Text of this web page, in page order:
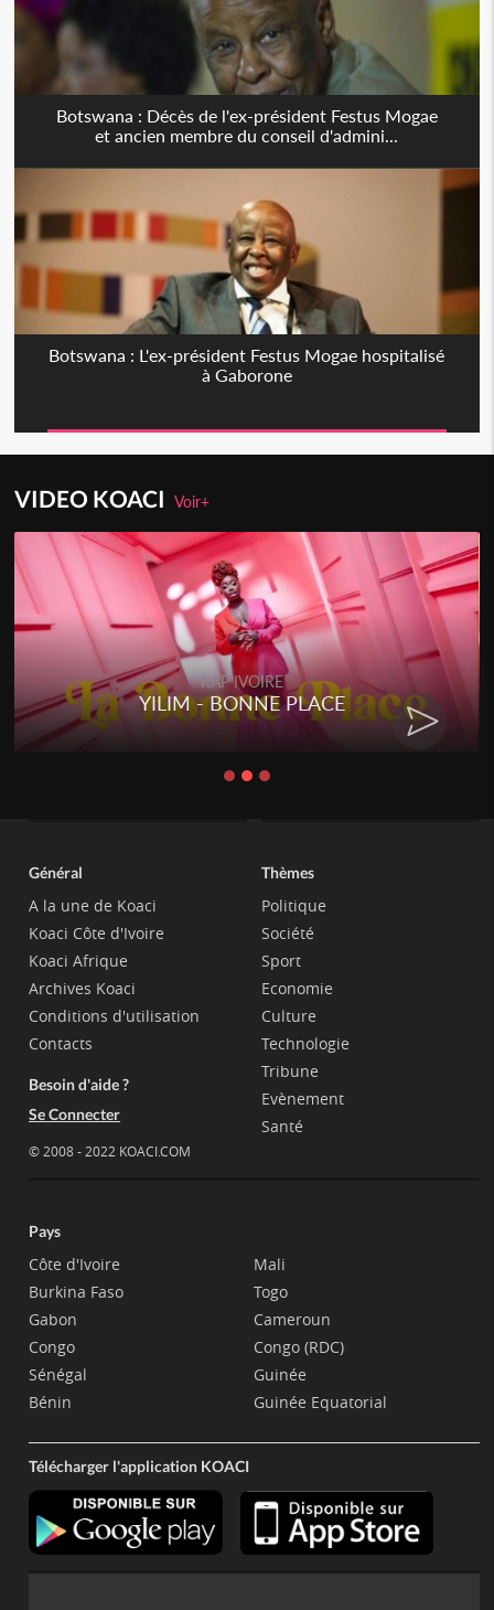
Botswana : Décès de l'ex-président Festus Mogae
et ancien membre du conseil d'admini...
Botswana : L'ex-président Festus Mogae hospitalisé
à Gaborone
VIDEO KOACIVoir+
RAP IVOIRE
YILIM - BONNE PLACE
Général
A la une de Koaci
Koaci Côte d'Ivoire
Koaci Afrique
Archives Koaci
Conditions d'utilisation
Contacts
Besoin d'aide ?
Se Connecter
© 2008 - 2022 KOACI.COM
Thèmes
Politique
Société
Sport
Economie
Culture
Technologie
Tribune
Evènement
Santé
Pays
Côte d'Ivoire
Burkina Faso
Gabon
Congo
Sénégal
Bénin
Mali
Togo
Cameroun
Congo (RDC)
Guinée
Guinée Equatorial
Télécharger l'application KOACI